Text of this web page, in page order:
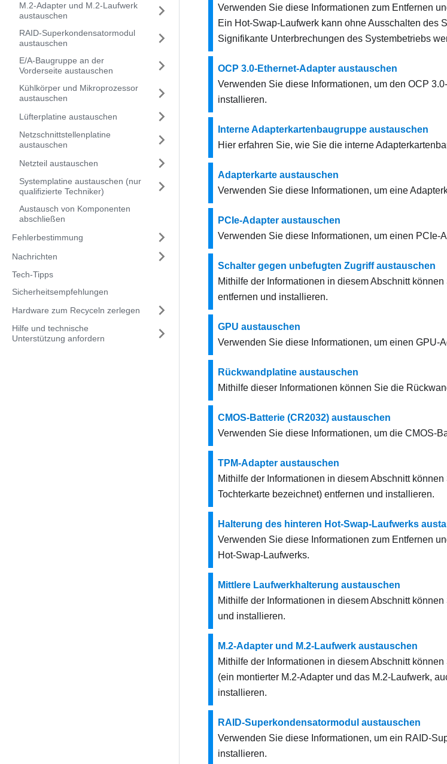
M.2-Adapter und M.2-Laufwerk
austauschen
RAID-Superkondensatormodul
austauschen
E/A-Baugruppe an der
Vorderseite austauschen
Kühlkörper und Mikroprozessor
austauschen
Lüfterplatine austauschen
Netzschnittstellenplatine
austauschen
Netzteil austauschen
Systemplatine austauschen (nur
qualifizierte Techniker)
Austausch von Komponenten
abschließen
Fehlerbestimmung
Nachrichten
Tech-Tipps
Sicherheitsempfehlungen
Hardware zum Recyceln zerlegen
Hilfe und technische
Unterstützung anfordern
Verwenden Sie diese Informationen zum Entfernen
Ein Hot-Swap-Laufwerk kann ohne Ausschalten des
Signifikante Unterbrechungen des Systembetriebs
OCP 3.0-Ethernet-Adapter austauschen
Verwenden Sie diese Informationen, um den OCP
installieren.
Interne Adapterkartenbaugruppe austauschen
Hier erfahren Sie, wie Sie die interne
Adapterkarte austauschen
Verwenden Sie diese Informationen, um eine
PCIe-Adapter austauschen
Verwenden Sie diese Informationen, um einen PCIe-
Schalter gegen unbefugten Zugriff austauschen
Mithilfe der Informationen in diesem Abschnitt
entfernen und installieren.
GPU austauschen
Verwenden Sie diese Informationen, um einen GPU-
Rückwandplatine austauschen
Mithilfe dieser Informationen können Sie die
CMOS-Batterie (CR2032) austauschen
Verwenden Sie diese Informationen, um die CMOS-
TPM-Adapter austauschen
Mithilfe der Informationen in diesem Abschnitt
Tochterkarte bezeichnet) entfernen und installieren.
Halterung des hinteren Hot-Swap-Laufwerks
Verwenden Sie diese Informationen zum Entfernen
Hot-Swap-Laufwerks.
Mittlere Laufwerkhalterung austauschen
Mithilfe der Informationen in diesem Abschnitt
und installieren.
M.2-Adapter und M.2-Laufwerk austauschen
Mithilfe der Informationen in diesem Abschnitt
(ein montierter M.2-Adapter und das M.2-Laufwerk,
installieren.
RAID-Superkondensatormodul austauschen
Verwenden Sie diese Informationen, um ein RAID-
installieren.